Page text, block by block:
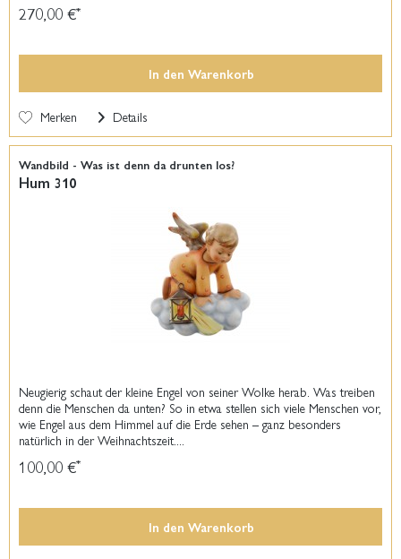
270,00 €*
In den Warenkorb
Merken Details
Wandbild - Was ist denn da drunten los?
Hum 310
Neugierig schaut der kleine Engel von seiner Wolke herab. Was treiben
denn die Menschen da unten? So in etwa stellen sich viele Menschen vor,
wie Engel aus dem Himmel auf die Erde sehen – ganz besonders
natürlich in der Weihnachtszeit....
100,00 €*
In den Warenkorb